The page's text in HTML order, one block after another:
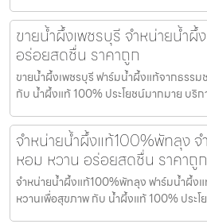
ขายน้ำผึ้งเพชรบุรี จำหน่ายน้ำ
อร่อยสดชื่น ราคาถูก
ขายน้ำผึ้งเพชรบุรี ฟาร์มน้ำผึ้งแท้จากธรร
กับ น้ำผึ้งแท้ 100% ประโยชน์มากมาย บริก
จำหน่ายน้ำผึ้งแท้100%พัทลุง
หอม หวาน อร่อยสดชื่น ราคาถูก
จำหน่ายน้ำผึ้งแท้100%พัทลุง ฟาร์มน้ำผึ้ง
หวานเพื่อสุขภาพ กับ น้ำผึ้งแท้ 100% ประโ